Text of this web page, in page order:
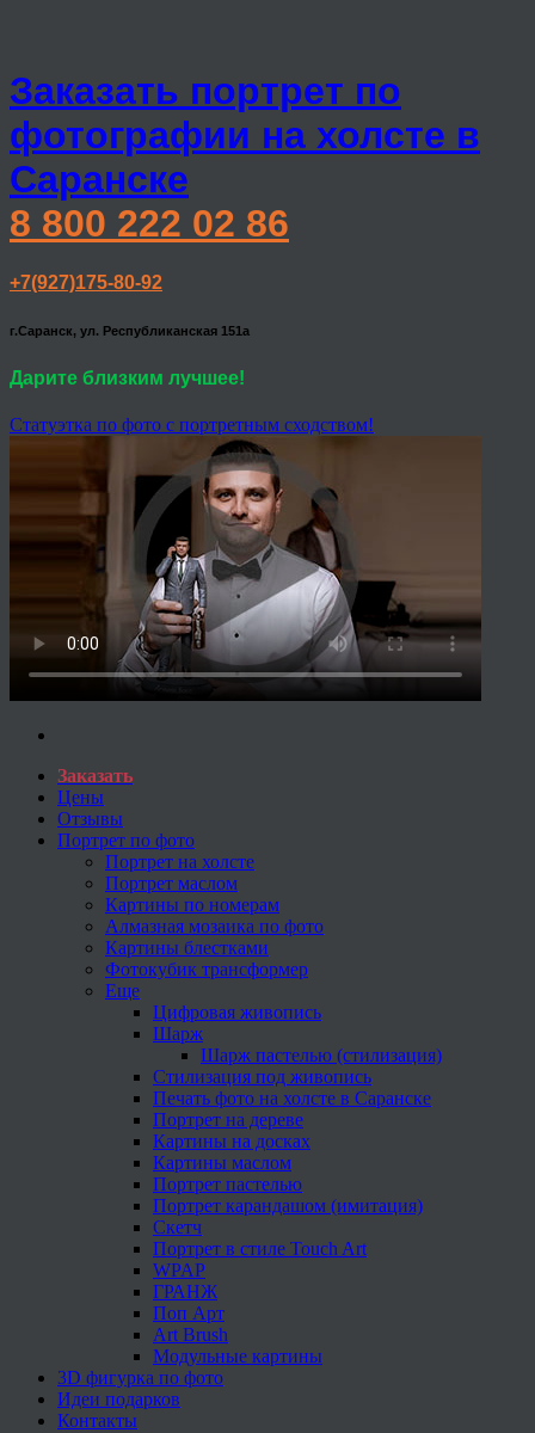
Заказать портрет по
фотографии на холсте в
Саранске
8 800 222 02 86
+7(927)175-80-92
г.Саранск, ул. Республиканская 151а
Дарите близким лучшее!
Статуэтка по фото с портретным сходством!
Заказать
Цены
Отзывы
Портрет по фото
Портрет на холсте
Портрет маслом
Картины по номерам
Алмазная мозаика по фото
Картины блестками
Фотокубик трансформер
Еще
Цифровая живопись
Шарж
Шарж пастелью (стилизация)
Стилизация под живопись
Печать фото на холсте в Саранске
Портрет на дереве
Картины на досках
Картины маслом
Портрет пастелью
Портрет карандашом (имитация)
Скетч
Портрет в стиле Touch Art
WPAP
ГРАНЖ
Поп Арт
Art Brush
Модульные картины
3D фигурка по фото
Идеи подарков
Контакты